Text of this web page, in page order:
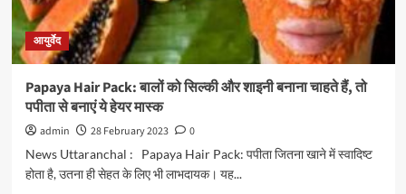
आयुर्वेद
Papaya Hair Pack: बालों को सिल्की और शाइनी बनाना चाहते हैं, तो
पपीता से बनाएं ये हेयर मास्क
admin 28 February 2023
0
News Uttaranchal : Papaya Hair Pack: पपीता जितना खाने में स्वादिष्ट
होता है, उतना ही सेहत के लिए भी लाभदायक। यह...